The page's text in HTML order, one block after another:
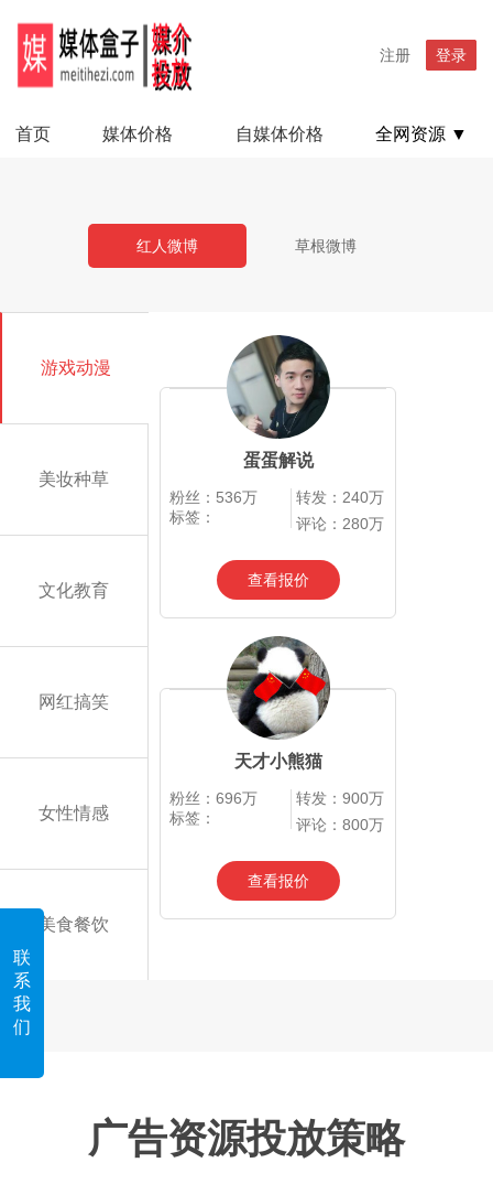
联
系
我
们
注册 登录
首页 媒体价格 自媒体价格 全网资源 ▼
红人微博 草根微博
游戏动漫
美妆种草
文化教育
网红搞笑
女性情感
美食餐饮
蛋蛋解说
粉丝：536万
标签：
转发：240万
评论：280万
查看报价
天才小熊猫
粉丝：696万
标签：
转发：900万
评论：800万
查看报价
广告资源投放策略